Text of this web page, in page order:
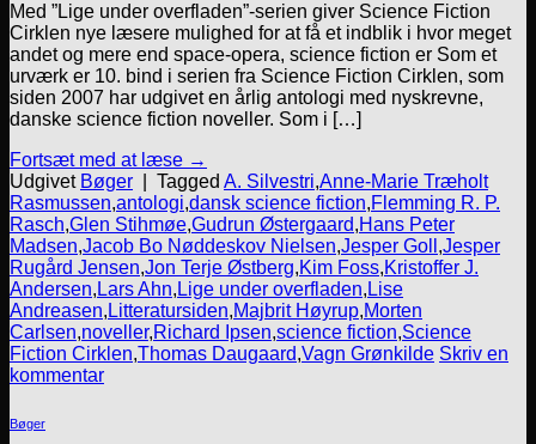
Med ”Lige under overfladen”-serien giver Science Fiction
Cirklen nye læsere mulighed for at få et indblik i hvor meget
andet og mere end space-opera, science fiction er Som et
urværk er 10. bind i serien fra Science Fiction Cirklen, som
siden 2007 har udgivet en årlig antologi med nyskrevne,
danske science fiction noveller. Som i […]
Fortsæt med at læse →
Udgivet Bøger Tagged A. Silvestri,Anne-Marie Træholt
Rasmussen,antologi,dansk science fiction,Flemming R. P.
Rasch,Glen Stihmøe,Gudrun Østergaard,Hans Peter
Madsen,Jacob Bo Nøddeskov Nielsen,Jesper Goll ,Jesper
Rugård Jensen,Jon Terje Østberg,Kim Foss,Kristoffer J.
Andersen, Lars Ahn, Lige under overfladen, Lise
Andreasen, Litteratursiden,Majbrit Høyrup,Morten
Carlsen,noveller,Richard Ipsen,science fiction,Science
Fiction Cirklen,Thomas Daugaard,Vagn Grønkilde Skriv en
kommentar
Bøger